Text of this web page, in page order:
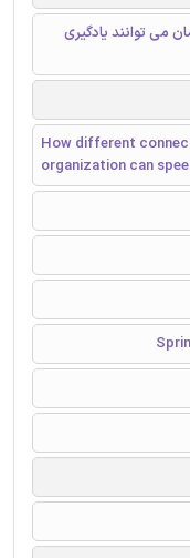
می توانند یادگیری
How different
organization can